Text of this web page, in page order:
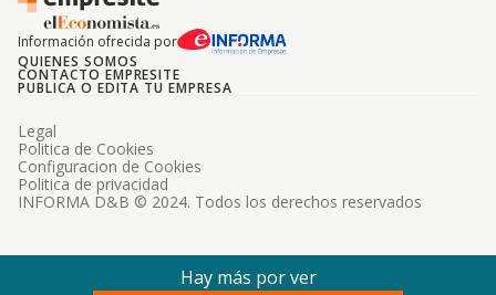
Información ofrecida por
QUIENES SOMOS
CONTACTO EMPRESITE
PUBLICA O EDITA TU EMPRESA
INFORMA D&B © 2024. Todos los derechos reservados
Legal
Politica de Cookies
Configuracion de Cookies
Politica de privacidad
Hay más por ver